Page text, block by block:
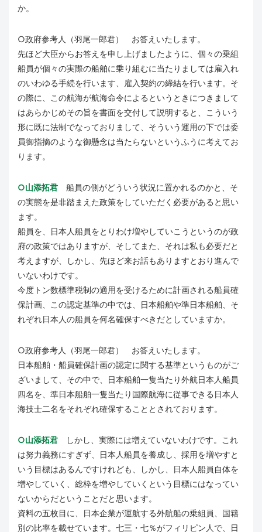
か。
○政府参考人（羽尾一郎君） お答えいたします。
先ほど大臣からお答えを申し上げましたように、個々の乗組
船員が個々の実際の船舶に乗り組むに当たりましては雇入れ
のいわゆる手続を行います、雇入契約の締結を行います。そ
の際に、この航海が航海命令によるというときにつきまして
はあらかじめその旨を書面を交付して説明すると、こういう
形に既に法制でなっておりまして、そういう運用の下では委
員御指摘のような御懸念は当たらないというふうに考えてお
ります。
○山添拓君 船員の側がどういう状況に置かれるのかと、そ
の実態を是非踏まえた政策をしていただく必要があると思い
ます。
船員を、日本人船員をとりわけ増やしていこうというのが政
府の政策ではありますが、そしてまた、それは私も必要だと
考えますが、しかし、先ほど来お話もありますとおり進んで
いないわけです。
今度トン数標準税制の適用を受けるために計画される船員確
保計画、この認定基準の中では、日本船舶や準日本船舶、そ
れぞれ日本人の船員を何名確保すべきだとしていますか。
○政府参考人（羽尾一郎君） お答えいたします。
日本船舶・船員確保計画の認定に関する基準というものがご
ざいまして、その中で、日本船舶一隻当たり外航日本人船員
四名を、準日本船舶一隻当たり国際航海に従事できる日本人
海技士二名をそれぞれ確保することとされております。
○山添拓君 しかし、実際には増えていないわけです。これ
は努力義務にすぎず、日本人船員を養成し、採用を増やすと
いう目標はあるんですけれども、しかし、日本人船員自体を
増やしていく、総枠を増やしていくという目標にはなってい
ないからだということだと思います。
資料の五枚目に、日本企業が運航する外航船の乗組員、国籍
別の比率を載せています。七三・七％がフィリピン人で、日